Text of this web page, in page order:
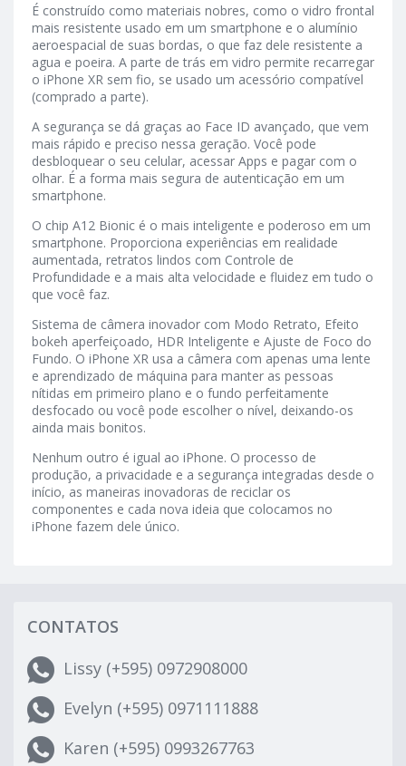
É construído como materiais nobres, como o vidro frontal
mais resistente usado em um smartphone e o alumínio
aeroespacial de suas bordas, o que faz dele resistente a
agua e poeira. A parte de trás em vidro permite recarregar
o iPhone XR sem fio, se usado um acessório compatível
(comprado a parte).
A segurança se dá graças ao Face ID avançado, que vem
mais rápido e preciso nessa geração. Você pode
desbloquear o seu celular, acessar Apps e pagar com o
olhar. É a forma mais segura de autenticação em um
smartphone.
O chip A12 Bionic é o mais inteligente e poderoso em um
smartphone. Proporciona experiências em realidade
aumentada, retratos lindos com Controle de
Profundidade e a mais alta velocidade e fluidez em tudo o
que você faz.
Sistema de câmera inovador com Modo Retrato, Efeito
bokeh aperfeiçoado, HDR Inteligente e Ajuste de Foco do
Fundo. O iPhone XR usa a câmera com apenas uma lente
e aprendizado de máquina para manter as pessoas
nítidas em primeiro plano e o fundo perfeitamente
desfocado ou você pode escolher o nível, deixando-os
ainda mais bonitos.
Nenhum outro é igual ao iPhone. O processo de
produção, a privacidade e a segurança integradas desde o
início, as maneiras inovadoras de reciclar os
componentes e cada nova ideia que colocamos no
iPhone fazem dele único.
CONTATOS
Lissy (+595) 0972908000
Evelyn (+595) 0971111888
Karen (+595) 0993267763